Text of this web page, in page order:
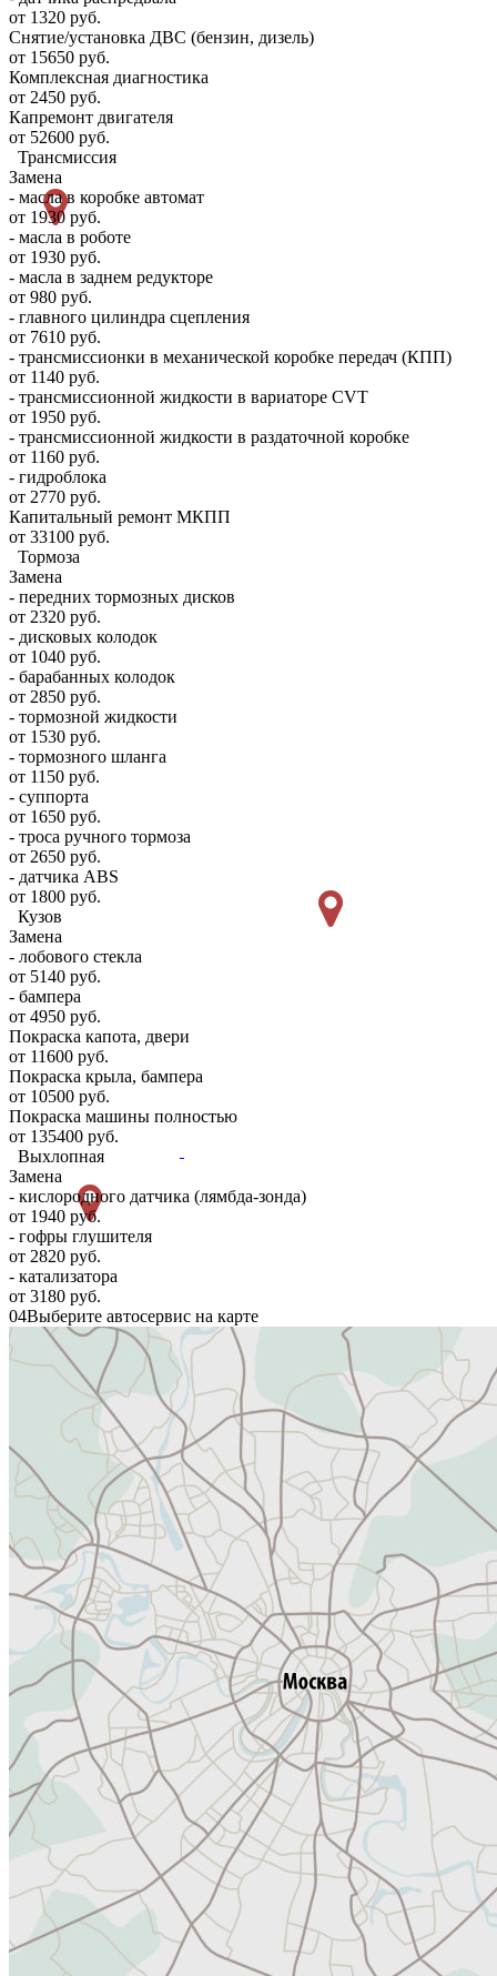
от 1320 руб.
Снятие/установка ДВС (бензин, дизель)
от 15650 руб.
Комплексная диагностика
от 2450 руб.
Капремонт двигателя
от 52600 руб.
Трансмиссия
Замена
- масла в коробке автомат
от 1930 руб.
- масла в роботе
от 1930 руб.
- масла в заднем редукторе
от 980 руб.
- главного цилиндра сцепления
от 7610 руб.
- трансмиссионки в механической коробке передач (КПП)
от 1140 руб.
- трансмиссионной жидкости в вариаторе CVT
от 1950 руб.
- трансмиссионной жидкости в раздаточной коробке
от 1160 руб.
- гидроблока
от 2770 руб.
Капитальный ремонт МКПП
от 33100 руб.
Тормоза
Замена
- передних тормозных дисков
от 2320 руб.
- дисковых колодок
от 1040 руб.
- барабанных колодок
от 2850 руб.
- тормозной жидкости
от 1530 руб.
- тормозного шланга
от 1150 руб.
- суппорта
от 1650 руб.
- троса ручного тормоза
от 2650 руб.
- датчика ABS
от 1800 руб.
Кузов
Замена
- лобового стекла
от 5140 руб.
- бампера
от 4950 руб.
Покраска капота, двери
от 11600 руб.
Покраска крыла, бампера
от 10500 руб.
Покраска машины полностью
от 135400 руб.
Выхлопная
Замена
- кислородного датчика (лямбда-зонда)
от 1940 руб.
- гофры глушителя
от 2820 руб.
- катализатора
от 3180 руб.
04Выберите автосервис на карте